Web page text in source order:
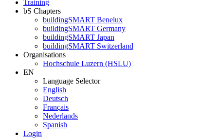
Training
bS Chapters
buildingSMART Benelux
buildingSMART Germany
buildingSMART Japan
buildingSMART Switzerland
Organisations
Hochschule Luzern (HSLU)
EN
Language Selector
English
Deutsch
Français
Nederlands
Spanish
Login